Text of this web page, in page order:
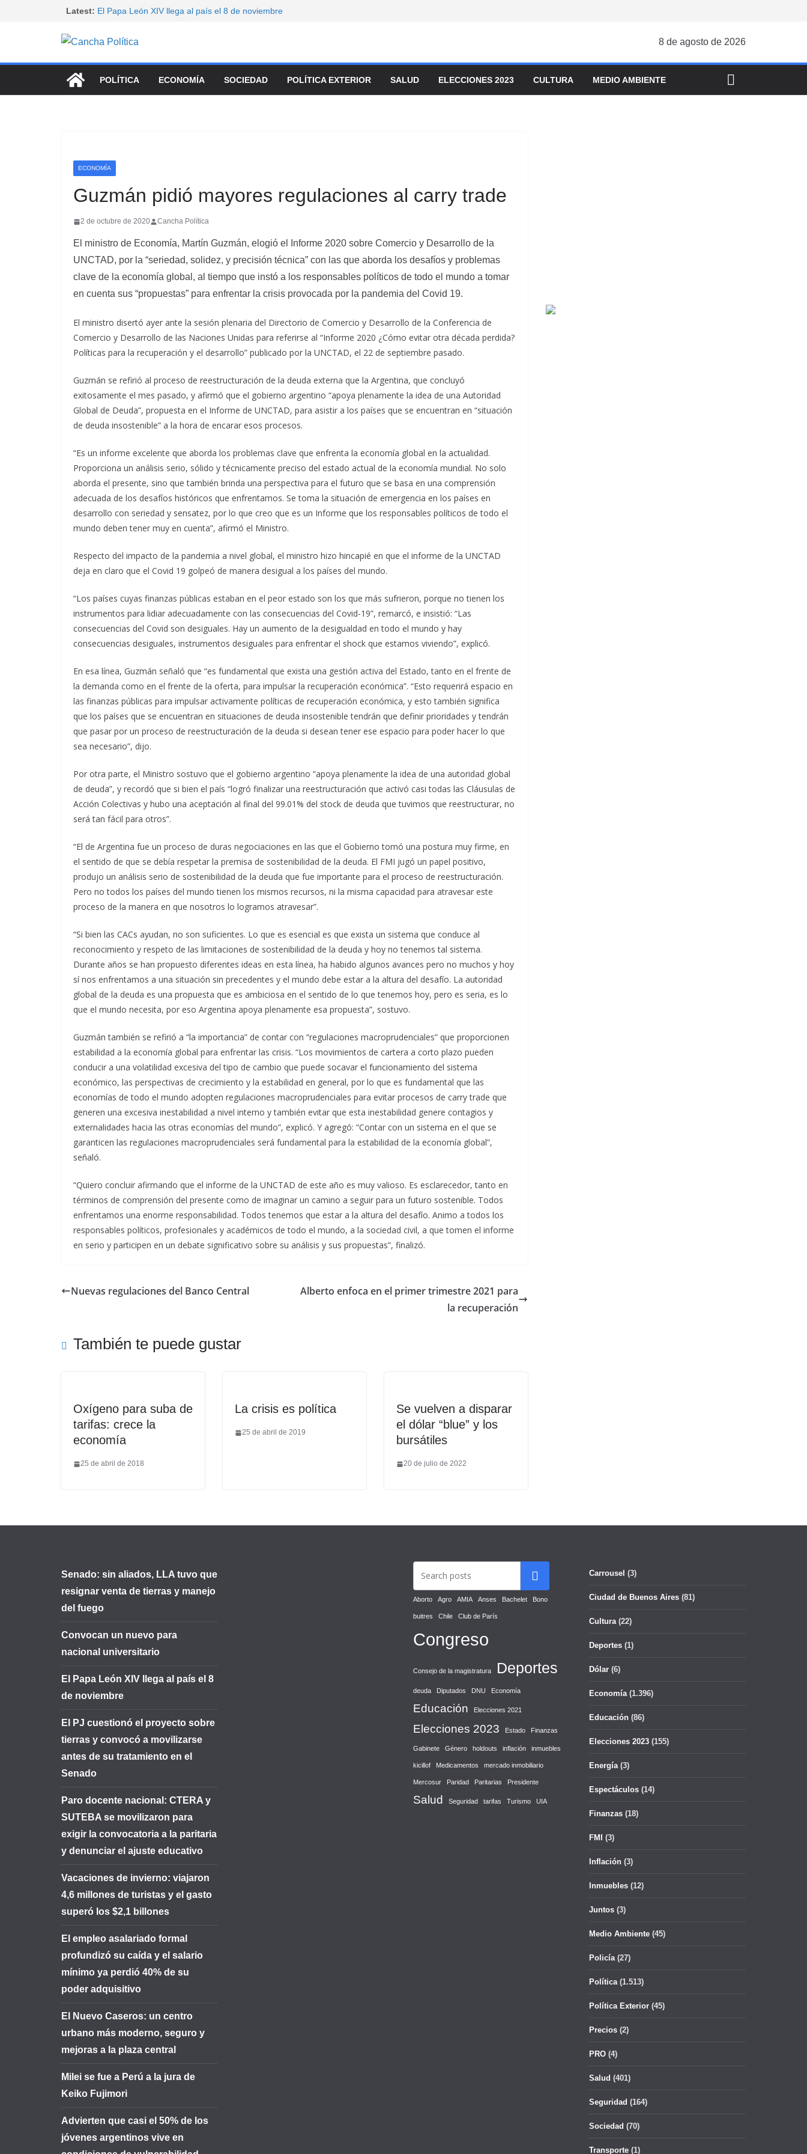
Latest: El Papa León XIV llega al país el 8 de noviembre
Paro docente nacional: CTERA y SUTEBA se movilizaron para
Senado: sin aliados, LLA tuvo que resignar venta de tierras y
manejo del fuego
8 de agosto de 2026
POLÍTICA ECONOMÍA SOCIEDAD POLÍTICA EXTERIOR SALUD ELECCIONES 2023 CULTURA MEDIO AMBIENTE
ECONOMÍA
Guzmán pidió mayores regulaciones al carry trade
2 de octubre de 2020 Cancha Política
El ministro de Economía, Martín Guzmán, elogió el Informe 2020 sobre Comercio y Desarrollo de la
UNCTAD, por la “seriedad, solidez, y precisión técnica” con las que aborda los desafíos y problemas
clave de la economía global, al tiempo que instó a los responsables políticos de todo el mundo a tomar
en cuenta sus “propuestas” para enfrentar la crisis provocada por la pandemia del Covid 19.
El ministro disertó ayer ante la sesión plenaria del Directorio de Comercio y Desarrollo de la Conferencia de
Comercio y Desarrollo de las Naciones Unidas para referirse al “Informe 2020 ¿Cómo evitar otra década perdida?
Políticas para la recuperación y el desarrollo” publicado por la UNCTAD, el 22 de septiembre pasado.
Guzmán se refirió al proceso de reestructuración de la deuda externa que la Argentina, que concluyó
exitosamente el mes pasado, y afirmó que el gobierno argentino “apoya plenamente la idea de una Autoridad
Global de Deuda”, propuesta en el Informe de UNCTAD, para asistir a los países que se encuentran en “situación
de deuda insostenible” a la hora de encarar esos procesos.
“Es un informe excelente que aborda los problemas clave que enfrenta la economía global en la actualidad.
Proporciona un análisis serio, sólido y técnicamente preciso del estado actual de la economía mundial. No solo
aborda el presente, sino que también brinda una perspectiva para el futuro que se basa en una comprensión
adecuada de los desafíos históricos que enfrentamos. Se toma la situación de emergencia en los países en
desarrollo con seriedad y sensatez, por lo que creo que es un Informe que los responsables políticos de todo el
mundo deben tener muy en cuenta”, afirmó el Ministro.
Respecto del impacto de la pandemia a nivel global, el ministro hizo hincapié en que el informe de la UNCTAD
deja en claro que el Covid 19 golpeó de manera desigual a los países del mundo.
“Los países cuyas finanzas públicas estaban en el peor estado son los que más sufrieron, porque no tienen los
instrumentos para lidiar adecuadamente con las consecuencias del Covid-19”, remarcó, e insistió: “Las
consecuencias del Covid son desiguales. Hay un aumento de la desigualdad en todo el mundo y hay
consecuencias desiguales, instrumentos desiguales para enfrentar el shock que estamos viviendo”, explicó.
En esa línea, Guzmán señaló que “es fundamental que exista una gestión activa del Estado, tanto en el frente de
la demanda como en el frente de la oferta, para impulsar la recuperación económica”. “Esto requerirá espacio en
las finanzas públicas para impulsar activamente políticas de recuperación económica, y esto también significa
que los países que se encuentran en situaciones de deuda insostenible tendrán que definir prioridades y tendrán
que pasar por un proceso de reestructuración de la deuda si desean tener ese espacio para poder hacer lo que
sea necesario”, dijo.
Por otra parte, el Ministro sostuvo que el gobierno argentino “apoya plenamente la idea de una autoridad global
de deuda”, y recordó que si bien el país “logró finalizar una reestructuración que activó casi todas las Cláusulas de
Acción Colectivas y hubo una aceptación al final del 99.01% del stock de deuda que tuvimos que reestructurar, no
será tan fácil para otros”.
“El de Argentina fue un proceso de duras negociaciones en las que el Gobierno tomó una postura muy firme, en
el sentido de que se debía respetar la premisa de sostenibilidad de la deuda. El FMI jugó un papel positivo,
produjo un análisis serio de sostenibilidad de la deuda que fue importante para el proceso de reestructuración.
Pero no todos los países del mundo tienen los mismos recursos, ni la misma capacidad para atravesar este
proceso de la manera en que nosotros lo logramos atravesar”.
“Si bien las CACs ayudan, no son suficientes. Lo que es esencial es que exista un sistema que conduce al
reconocimiento y respeto de las limitaciones de sostenibilidad de la deuda y hoy no tenemos tal sistema.
Durante años se han propuesto diferentes ideas en esta línea, ha habido algunos avances pero no muchos y hoy
sí nos enfrentamos a una situación sin precedentes y el mundo debe estar a la altura del desafío. La autoridad
global de la deuda es una propuesta que es ambiciosa en el sentido de lo que tenemos hoy, pero es seria, es lo
que el mundo necesita, por eso Argentina apoya plenamente esa propuesta”, sostuvo.
Guzmán también se refirió a “la importancia” de contar con “regulaciones macroprudenciales” que proporcionen
estabilidad a la economía global para enfrentar las crisis. “Los movimientos de cartera a corto plazo pueden
conducir a una volatilidad excesiva del tipo de cambio que puede socavar el funcionamiento del sistema
económico, las perspectivas de crecimiento y la estabilidad en general, por lo que es fundamental que las
economías de todo el mundo adopten regulaciones macroprudenciales para evitar procesos de carry trade que
generen una excesiva inestabilidad a nivel interno y también evitar que esta inestabilidad genere contagios y
externalidades hacia las otras economías del mundo”, explicó. Y agregó: “Contar con un sistema en el que se
garanticen las regulaciones macroprudenciales será fundamental para la estabilidad de la economía global”,
señaló.
“Quiero concluir afirmando que el informe de la UNCTAD de este año es muy valioso. Es esclarecedor, tanto en
términos de comprensión del presente como de imaginar un camino a seguir para un futuro sostenible. Todos
enfrentamos una enorme responsabilidad. Todos tenemos que estar a la altura del desafío. Animo a todos los
responsables políticos, profesionales y académicos de todo el mundo, a la sociedad civil, a que tomen el informe
en serio y participen en un debate significativo sobre su análisis y sus propuestas”, finalizó.
Nuevas regulaciones del Banco Central
Alberto enfoca en el primer trimestre 2021 para
la recuperación
También te puede gustar
Oxígeno para suba de
tarifas: crece la
economía
25 de abril de 2018
La crisis es política
25 de abril de 2019
Se vuelven a disparar
el dólar “blue” y los
bursátiles
20 de julio de 2022
Senado: sin aliados, LLA tuvo que
resignar venta de tierras y manejo
del fuego
Convocan un nuevo para
nacional universitario
El Papa León XIV llega al país el 8
de noviembre
El PJ cuestionó el proyecto sobre
tierras y convocó a movilizarse
antes de su tratamiento en el
Senado
Paro docente nacional: CTERA y
SUTEBA se movilizaron para
exigir la convocatoria a la paritaria
y denunciar el ajuste educativo
Vacaciones de invierno: viajaron
4,6 millones de turistas y el gasto
superó los $2,1 billones
El empleo asalariado formal
profundizó su caída y el salario
mínimo ya perdió 40% de su
poder adquisitivo
El Nuevo Caseros: un centro
urbano más moderno, seguro y
mejoras a la plaza central
Milei se fue a Perú a la jura de
Keiko Fujimori
Advierten que casi el 50% de los
jóvenes argentinos vive en
Aborto Agro AMIA Anses Bachelet Bono
buitres Chile Club de París
Congreso
Consejo de la magistratura Deportes
deuda Diputados DNU Economía
Educación Elecciones 2021
Elecciones 2023 Estado Finanzas
Gabinete Género holdouts inflación inmuebles
kicillof Medicamentos mercado inmobiliario
Mercosur Paridad Paritarias Presidente
Salud Seguridad tarifas Turismo UIA
Carrousel (3)
Ciudad de Buenos Aires (81)
Cultura(22)
Deportes (1)
Dólar (6)
Economía(1.396)
Educación (86)
Elecciones 2023 (155)
Energía(3)
Espectáculos (14)
Finanzas (18)
FMI (3)
Inflación (3)
Inmuebles (12)
Juntos (3)
Medio Ambiente (45)
Policía(27)
Política(1.513)
Política Exterior (45)
Precios (2)
PRO (4)
Salud (401)
Seguridad (164)
Sociedad (70)
Transporte (1)